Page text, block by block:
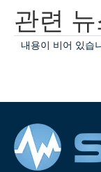
관련
내용이 비어 있습